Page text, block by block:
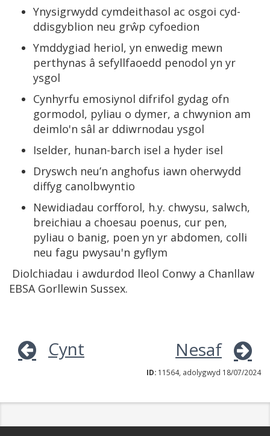
Ynysigrwydd cymdeithasol ac osgoi cyd-
ddisgyblion neu grŵp cyfoedion
Ymddygiad heriol, yn enwedig mewn
perthynas â sefyllfaoedd penodol yn yr
ysgol
Cynhyrfu emosiynol difrifol gydag ofn
gormodol, pyliau o dymer, a chwynion am
deimlo'n sâl ar ddiwrnodau ysgol
Iselder, hunan-barch isel a hyder isel
Dryswch neu’n anghofus iawn oherwydd
diffyg canolbwyntio
Newidiadau corfforol, h.y. chwysu, salwch,
breichiau a choesau poenus, cur pen,
pyliau o banig, poen yn yr abdomen, colli
neu fagu pwysau'n gyflym
Diolchiadau i awdurdod lleol Conwy a Chanllaw
EBSA Gorllewin Sussex.
Cynt Nesaf
ID: 11564, adolygwyd 18/07/2024